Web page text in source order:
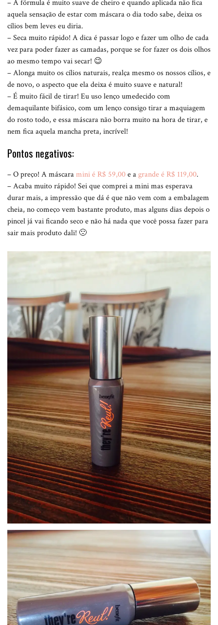
– A fórmula é muito suave de cheiro e quando aplicada não fica
aquela sensação de estar com máscara o dia todo sabe, deixa os
cílios bem leves eu diria.
– Seca muito rápido! A dica é passar logo e fazer um olho de cada
vez para poder fazer as camadas, porque se for fazer os dois olhos
ao mesmo tempo vai secar! 😉
– Alonga muito os cílios naturais, realça mesmo os nossos cílios, e
de novo, o aspecto que ela deixa é muito suave e natural!
– É muito fácil de tirar! Eu uso lenço umedecido com
demaquilante bifásico, com um lenço consigo tirar a maquiagem
do rosto todo, e essa máscara não borra muito na hora de tirar, e
nem fica aquela mancha preta, incrível!
Pontos negativos:
– O preço! A máscaramini é R$ 59,00e agrande é R$ 119,00.
– Acaba muito rápido! Sei que comprei a mini mas esperava
durar mais, a impressão que dá é que não vem com a embalagem
cheia, no começo vem bastante produto, mas alguns dias depois o
pincel já vai ficando seco e não há nada que você possa fazer para
sair mais produto dali! 🙁